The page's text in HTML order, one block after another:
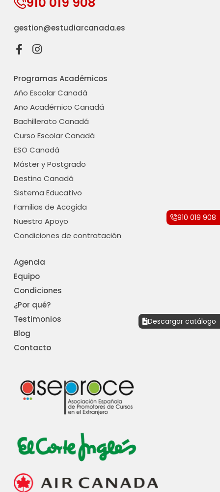
910 019 908
Programas Académicos
Año Escolar Canadá
Año Académico Canadá
Bachillerato Canadá
Curso Escolar Canadá
ESO Canadá
Máster y Postgrado
Destino Canadá
Sistema Educativo
Familias de Acogida
Nuestro Apoyo
Condiciones de contratación
Agencia
Equipo
Condiciones
¿Por qué?
Testimonios
Blog
Contacto
gestion@estudiarcanada.es
F
a
e
b
o
o
k
-
f
I
t
a
g
r
a
m
Descargar catálogo